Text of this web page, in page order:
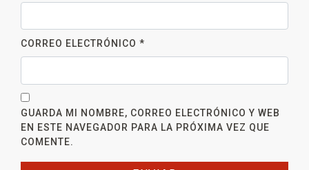
CORREO ELECTRÓNICO *
GUARDA MI NOMBRE, CORREO ELECTRÓNICO Y WEB
EN ESTE NAVEGADOR PARA LA PRÓXIMA VEZ QUE
COMENTE.